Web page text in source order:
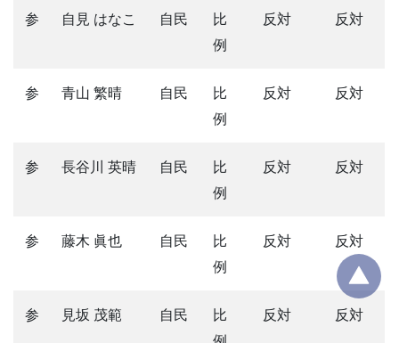
参 自見 はなこ 自民
比
例
反対 反対
参 青山 繁晴 自民
比
例
反対 反対
参 長谷川 英晴 自民
比
例
反対 反対
参 藤木 眞也 自民
比
例
反対 反対
参 見坂 茂範 自民
比
反対 反対